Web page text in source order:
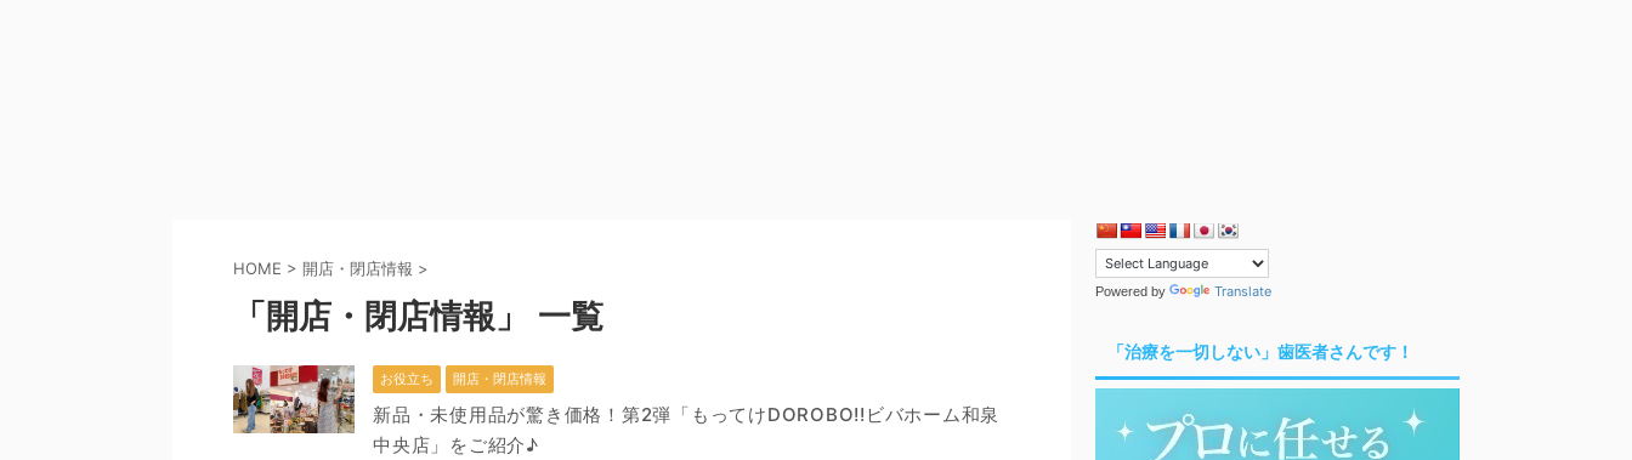
HOME > 開店・閉店情報 >
「開店・閉店情報」 一覧
お役立ち 開店・閉店情報
新品・未使用品が驚き価格！第2弾「もってけDOROBO!!ビバホーム和泉
中央店」をご紹介♪
Powered by Translate
「治療を一切しない」歯医者さんです！